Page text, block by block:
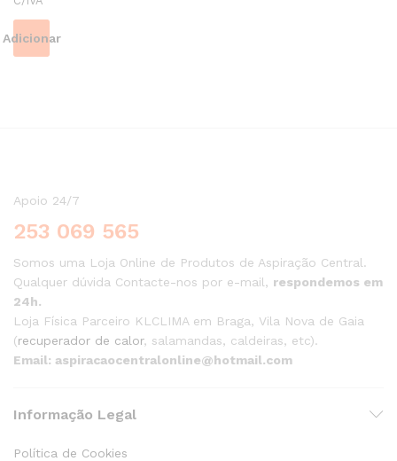
Adicionar
Apoio 24/7
253 069 565
Somos uma Loja Online de Produtos de Aspiração Central.
Qualquer dúvida Contacte-nos por e-mail, respondemos em
24h.
Loja Física Parceiro KLCLIMA em Braga, Vila Nova de Gaia
(recuperador de calor, salamandas, caldeiras, etc).
Email: aspiracaocentralonline@hotmail.com
Informação Legal
Política de Cookies